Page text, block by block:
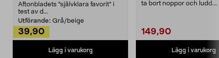
Aftonbladets "självklara favorit” i
test av d...
Utförande: Grå/beige
39,90
Lägg i varukorg
ta bort noppor och ludd.
149,90
Lägg i varukorg